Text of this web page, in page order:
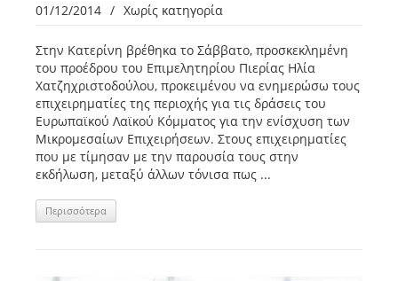
01/12/2014 / Χωρίς κατηγορία
Στην Κατερίνη βρέθηκα το Σάββατο, προσκεκλημένη
του προέδρου του Επιμελητηρίου Πιερίας Ηλία
Χατζηχριστοδούλου, προκειμένου να ενημερώσω τους
επιχειρηματίες της περιοχής για τις δράσεις του
Ευρωπαϊκού Λαϊκού Κόμματος για την ενίσχυση των
Μικρομεσαίων Επιχειρήσεων. Στους επιχειρηματίες
που με τίμησαν με την παρουσία τους στην
εκδήλωση, μεταξύ άλλων τόνισα πως ...
Περισσότερα